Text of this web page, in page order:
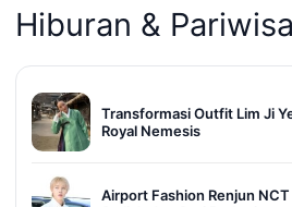
Hiburan &
Transformasi Outfit Lim Ji
Royal Nemesis
Airport Fashion Renjun